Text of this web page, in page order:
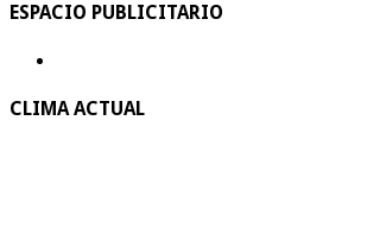
ESPACIO PUBLICITARIO
CLIMA ACTUAL